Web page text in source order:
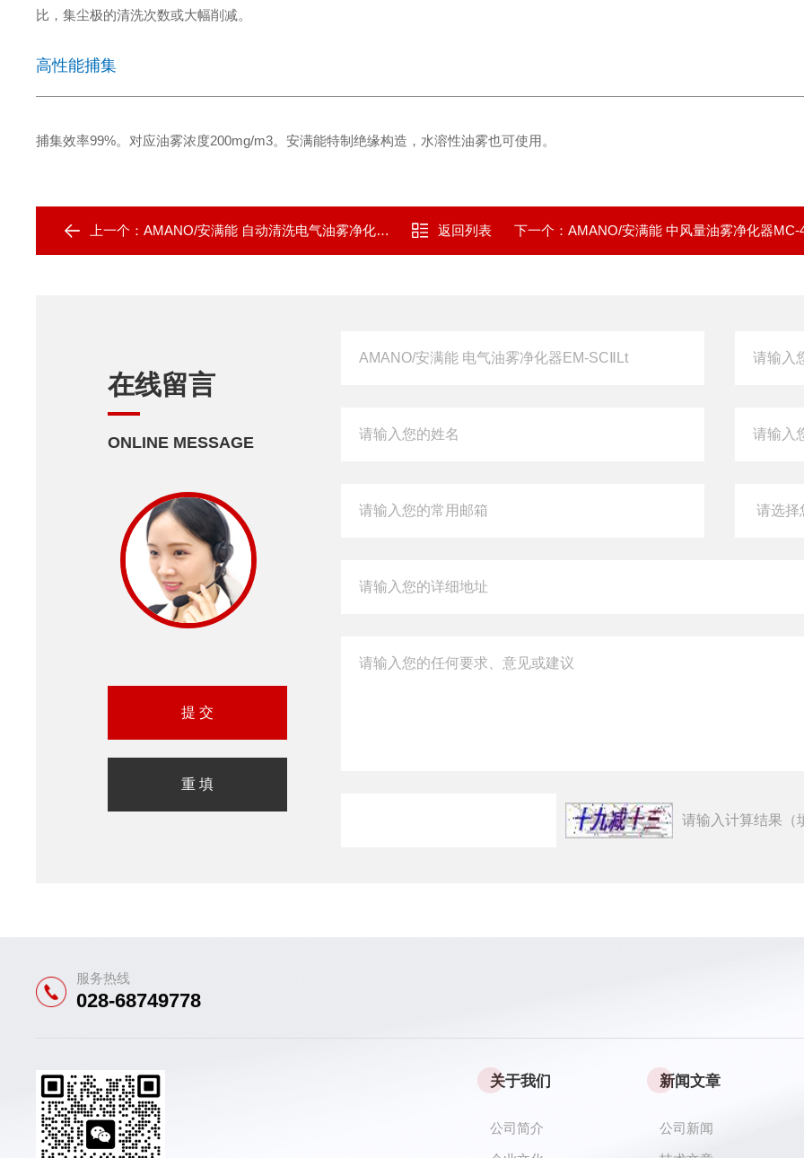
比，集尘极的清洗次数或大幅削减。
高性能捕集
捕集效率99%。对应油雾浓度200mg/m3。 安满能特制绝缘构造，水溶性油雾也可使用。
上一个： AMANO/安满能 自动清洗电气油雾净化器EM-SC 返回列表 下一个： AMANO/安满能 中风量油雾净化器MC-
在线留言
ONLINE MESSAGE
请输入计算结果（
服务热线
028-68749778
关于我们
公司简介
新闻文章
公司新闻